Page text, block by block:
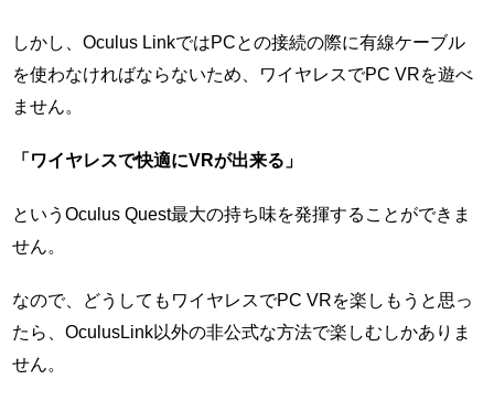
しかし、Oculus LinkではPCとの接続の際に有線ケーブル
を使わなければならないため、ワイヤレスでPC VRを遊べ
ません。
「ワイヤレスで快適にVRが出来る」
というOculus Quest最大の持ち味を発揮することができま
せん。
なので、どうしてもワイヤレスでPC VRを楽しもうと思っ
たら、OculusLink以外の非公式な方法で楽しむしかありま
せん。